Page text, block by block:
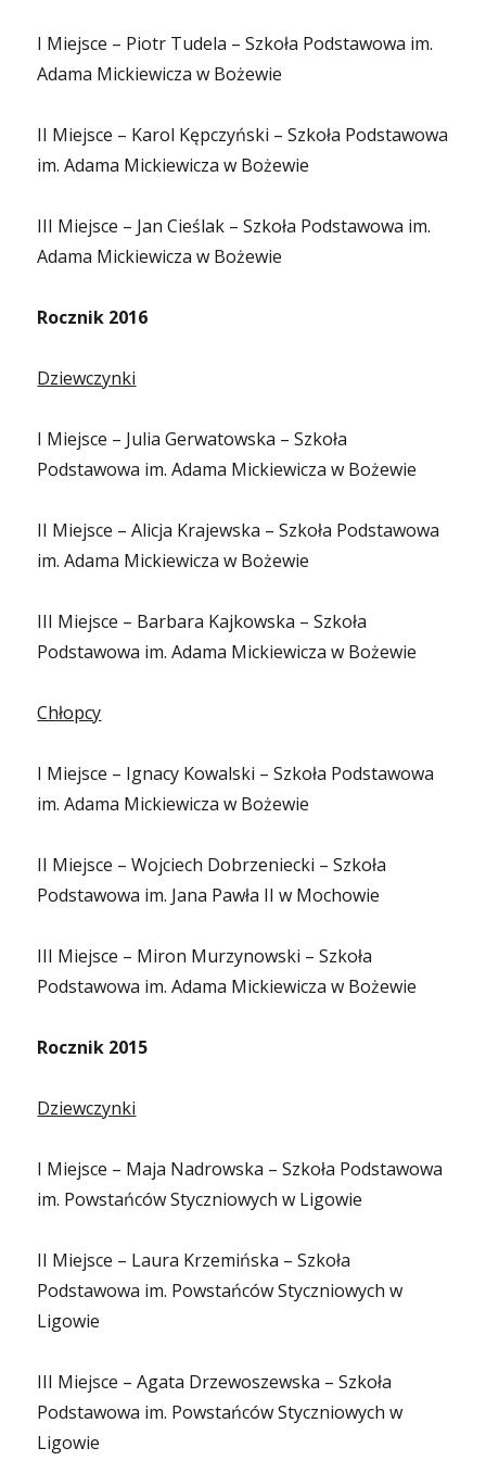
I Miejsce – Piotr Tudela – Szkoła Podstawowa im.
Adama Mickiewicza w Bożewie
II Miejsce – Karol Kępczyński – Szkoła Podstawowa
im. Adama Mickiewicza w Bożewie
III Miejsce – Jan Cieślak – Szkoła Podstawowa im.
Adama Mickiewicza w Bożewie
Rocznik 2016
Dziewczynki
I Miejsce – Julia Gerwatowska – Szkoła
Podstawowa im. Adama Mickiewicza w Bożewie
II Miejsce – Alicja Krajewska – Szkoła Podstawowa
im. Adama Mickiewicza w Bożewie
III Miejsce – Barbara Kajkowska – Szkoła
Podstawowa im. Adama Mickiewicza w Bożewie
Chłopcy
I Miejsce – Ignacy Kowalski – Szkoła Podstawowa
im. Adama Mickiewicza w Bożewie
II Miejsce – Wojciech Dobrzeniecki – Szkoła
Podstawowa im. Jana Pawła II w Mochowie
III Miejsce – Miron Murzynowski – Szkoła
Podstawowa im. Adama Mickiewicza w Bożewie
Rocznik 2015
Dziewczynki
I Miejsce – Maja Nadrowska – Szkoła Podstawowa
im. Powstańców Styczniowych w Ligowie
II Miejsce – Laura Krzemińska – Szkoła
Podstawowa im. Powstańców Styczniowych w
Ligowie
III Miejsce – Agata Drzewoszewska – Szkoła
Podstawowa im. Powstańców Styczniowych w
Ligowie